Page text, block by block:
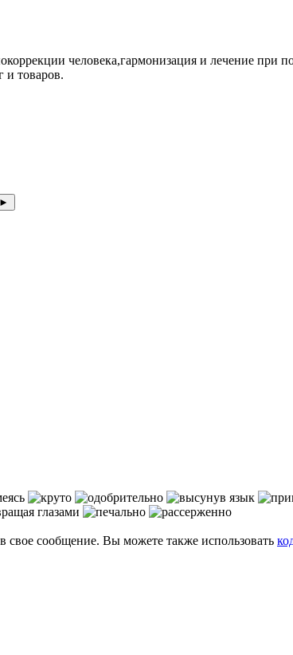
человека,гармонизация и лечение при
и товаров.
свое сообщение. Вы можете также использовать